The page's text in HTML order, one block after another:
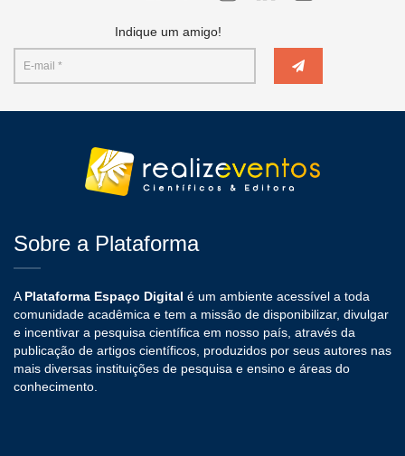
Indique um amigo!
Sobre a Plataforma
A Plataforma Espaço Digital é um ambiente acessível a toda
comunidade acadêmica e tem a missão de disponibilizar, divulgar
e incentivar a pesquisa científica em nosso país, através da
publicação de artigos científicos, produzidos por seus autores nas
mais diversas instituições de pesquisa e ensino e áreas do
conhecimento.